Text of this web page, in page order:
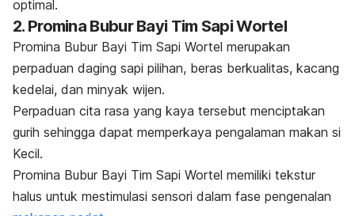
optimal.
2. Promina Bubur Bayi Tim Sapi Wortel
Promina Bubur Bayi Tim Sapi Wortel merupakan
perpaduan daging sapi pilihan, beras berkualitas, kacang
kedelai, dan minyak wijen.
Perpaduan cita rasa yang kaya tersebut menciptakan
gurih sehingga dapat memperkaya pengalaman makan si
Kecil.
Promina Bubur Bayi Tim Sapi Wortel memiliki tekstur
halus untuk mestimulasi sensori dalam fase pengenalan